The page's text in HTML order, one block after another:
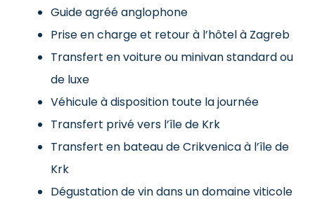
Guide agréé anglophone
Prise en charge et retour à l’hôtel à Zagreb
Transfert en voiture ou minivan standard ou
de luxe
Véhicule à disposition toute la journée
Transfert privé vers l’île de Krk
Transfert en bateau de Crikvenica à l’île de
Krk
Dégustation de vin dans un domaine viticole